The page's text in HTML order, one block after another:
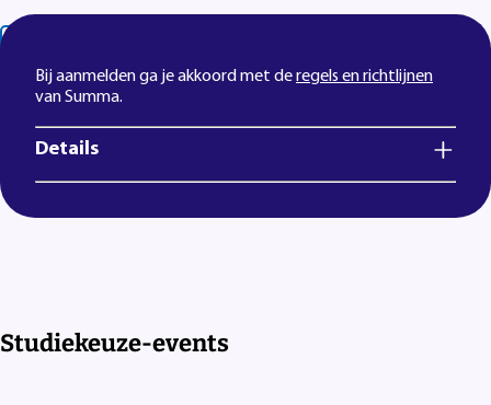
Bij aanmelden ga je akkoord met deregels en richtlijnen
van Summa.
Details
Studiekeuze-events